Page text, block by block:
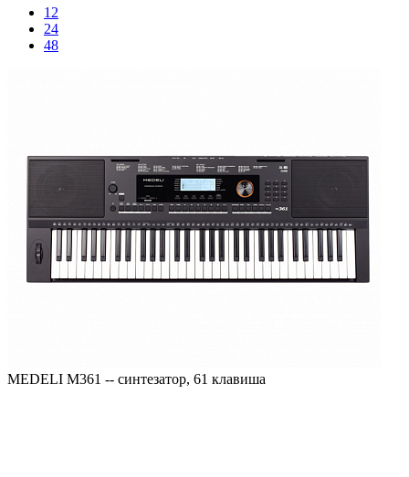
12
24
48
MEDELI M361 -- синтезатор, 61 клавиша